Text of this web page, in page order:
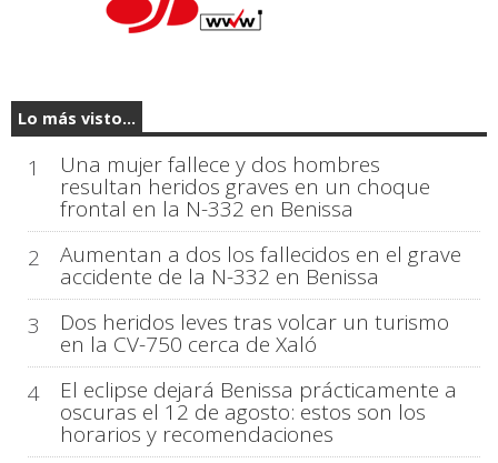
Lo más visto...
1 Una mujer fallece y dos hombres
resultan heridos graves en un choque
frontal en la N-332 en Benissa
2
Aumentan a dos los fallecidos en el grave
accidente de la N-332 en Benissa
3
Dos heridos leves tras volcar un turismo
en la CV-750 cerca de Xaló
4
El eclipse dejará Benissa prácticamente a
oscuras el 12 de agosto: estos son los
horarios y recomendaciones